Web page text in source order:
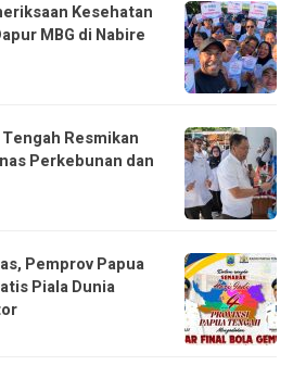
Kesehatan
MBG di Nabire
Resmikan
Perkebunan dan
Pemprov Papua
Piala Dunia